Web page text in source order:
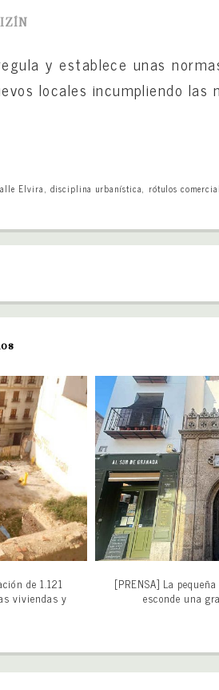
y establece unas
locales incumpliendo las
Elvira, disciplina urbanística, rótulos
de 1.121
viviendas y
[PRENSA] La
esconde una